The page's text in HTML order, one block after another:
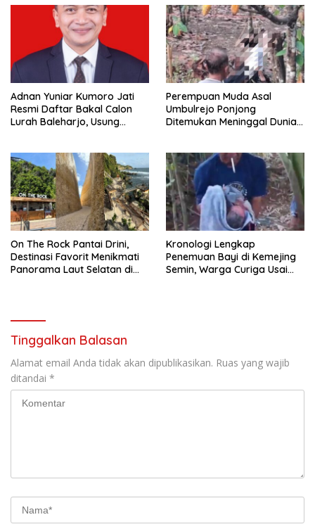
Adnan Yuniar Kumoro Jati
Resmi Daftar Bakal Calon
Lurah Baleharjo, Usung
Perempuan Muda Asal
Umbulrejo Ponjong
Ditemukan Meninggal Dunia
On The Rock Pantai Drini,
Destinasi Favorit Menikmati
Panorama Laut Selatan di
Kronologi Lengkap
Penemuan Bayi di Kemejing
Semin, Warga Curiga Usai
Tinggalkan Balasan
Alamat email Anda tidak akan dipublikasikan. Ruas yang wajib
ditandai *